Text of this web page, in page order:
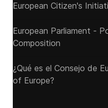
European Citizen's
European Parliament -
Composition
¿Qué es el Consejo de
of Europe?